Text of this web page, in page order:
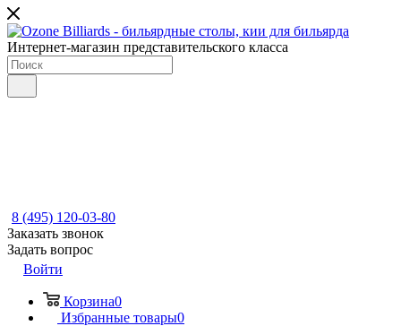
Интернет-магазин представительского класса
8 (495) 120-03-80
Заказать звонок
Задать вопрос
Войти
Корзина0
Избранные товары0